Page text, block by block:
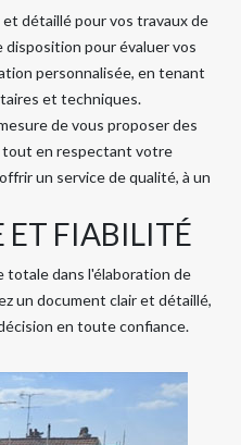
détaillé pour vos travaux de
pour évaluer vos
personnalisée, en tenant
et techniques.
de vous proposer des
tout en respectant votre
un service de qualité, à un
ET FIABILITÉ
totale dans l'élaboration de
un document clair et détaillé,
en toute confiance.